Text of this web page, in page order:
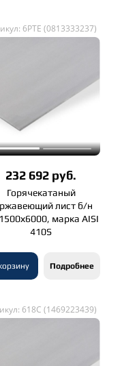
6PTE (0813333237)
232 692 руб.
Горячекатаный
лист б/н
марка AISI
410S
Подробнее
618C (1469223439)